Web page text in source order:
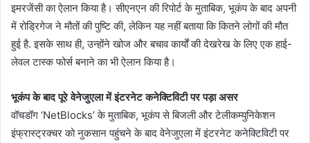
इमरजेंसी का ऐलान किया है। सीएनएन की रिपोर्ट के मुताबिक, भूकंप के बाद अपनी
में रोड्रिगेज ने मौतों की पुष्टि की, लेकिन यह नहीं बताया कि कितने लोगों की मौत
हुई है. इसके साथ ही, उन्होंने खोज और बचाव कार्यों की देखरेख के लिए एक हाई-
लेवल टास्क फोर्स बनाने का भी ऐलान किया है।
भूकंप के बाद पूरे वेनेजुएला में इंटरनेट कनेक्टिविटी पर पड़ा असर
वॉचडॉग ‘NetBlocks’ के मुताबिक, भूकंप से बिजली और टेलीकम्युनिकेशन
इंफ्रास्ट्रक्चर को नुकसान पहुंचने के बाद वेनेजुएला में इंटरनेट कनेक्टिविटी पर